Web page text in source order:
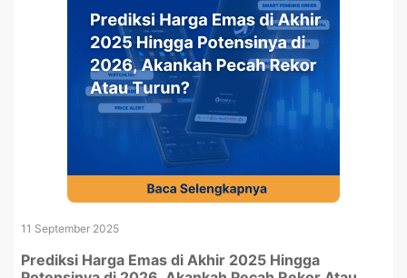
11 September 2025
Prediksi Harga Emas di Akhir 2025 Hingga